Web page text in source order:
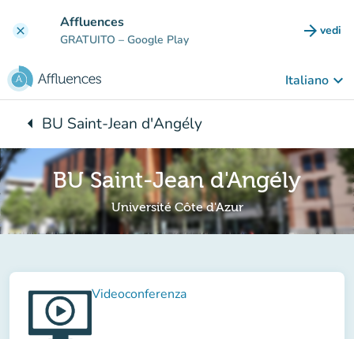
clear Affluences
GRATUITO – Google Play arrow_forward vedi
Italiano keyboard_arrow_down
arrow_leftTorna a:
BU Saint-Jean d'Angély
BU Saint-Jean d'Angély
Université Côte d'Azur
Videoconferenza